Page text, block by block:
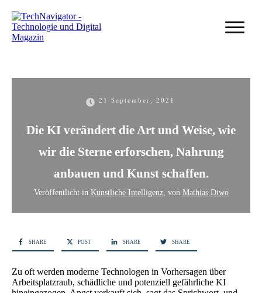
21 September, 2021
Die KI verändert die Art und Weise, wie
wir die Sterne erforschen, Nahrung
anbauen und Kunst schaffen.
Veröffentlicht in Künstliche Intelligenz, von Mathias Diwo
SHARE POST SHARE SHARE
Zu oft werden moderne Technologen in Vorhersagen über
Arbeitsplatzraub, schädliche und potenziell gefährliche KI